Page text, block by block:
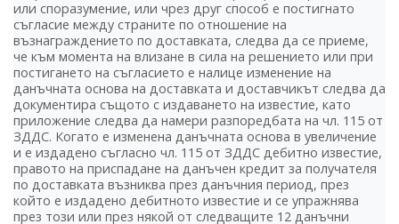
или споразумение, или чрез друг способ е постигнато
съгласие между страните по отношение на
възнаграждението по доставката, следва да се приеме,
че към момента на влизане в сила на решението или при
постигането на съгласието е налице изменение на
данъчната основа на доставката и доставчикът следва да
документира същото с издаването на известие, като
приложение следва да намери разпоредбата на чл. 115 от
ЗДДС. Когато е изменена данъчната основа в увеличение
и е издадено съгласно чл. 115 от ЗДДС дебитно известие,
правото на приспадане на данъчен кредит за получателя
по доставката възниква през данъчния период, през
който е издадено дебитното известие и се упражнява
през този или през някой от следващите 12 данъчни